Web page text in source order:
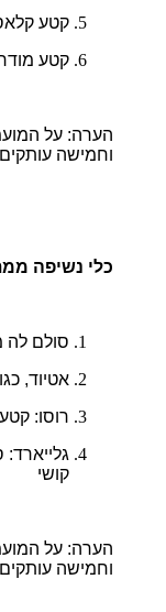
קטע
קטע
הערה: על
וחמישה
כלי נשיפה
סולם לה
אטיוד,
רוסו:
קושי
הערה: על
וחמישה